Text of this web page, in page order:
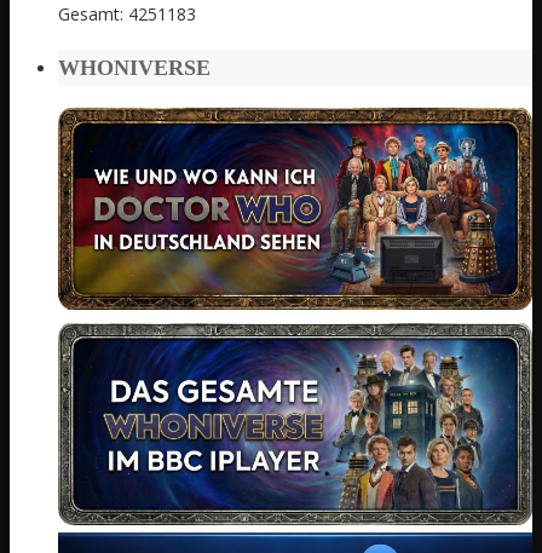
Gesamt: 4251183
WHONIVERSE